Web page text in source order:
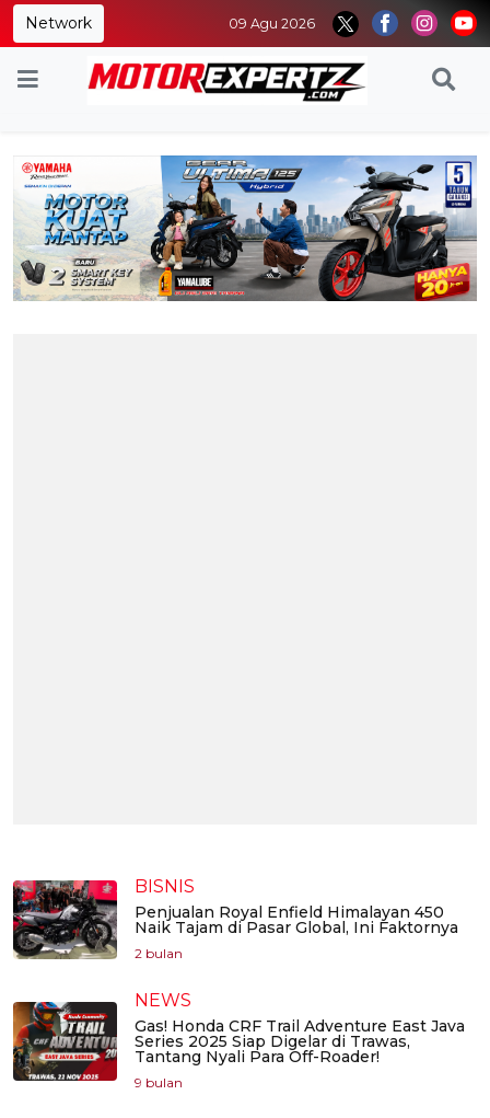
Network 09 Agu 2026
BISNIS
Penjualan Royal Enfield Himalayan 450
Naik Tajam di Pasar Global, Ini Faktornya
2 bulan
NEWS
Gas! Honda CRF Trail Adventure East Java
Series 2025 Siap Digelar di Trawas,
Tantang Nyali Para Off-Roader!
9 bulan